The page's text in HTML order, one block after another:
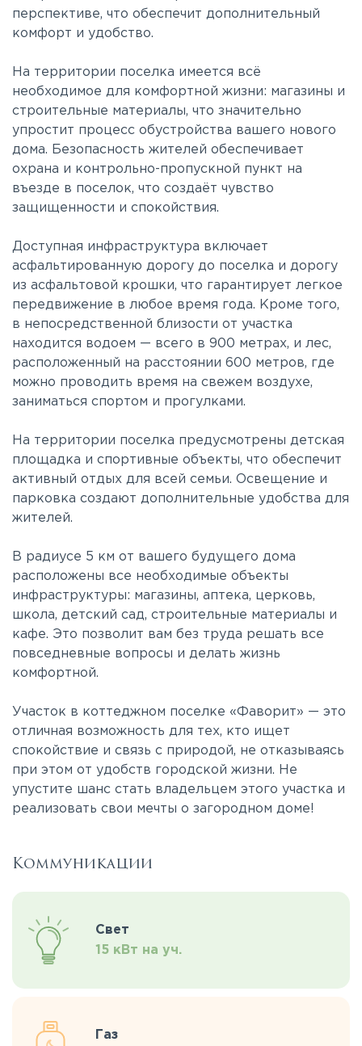
перспективе, что обеспечит дополнительный
комфорт и удобство.
На территории поселка имеется всё
необходимое для комфортной жизни: магазины и
строительные материалы, что значительно
упростит процесс обустройства вашего нового
дома. Безопасность жителей обеспечивает
охрана и контрольно-пропускной пункт на
въезде в поселок, что создаёт чувство
защищенности и спокойствия.
Доступная инфраструктура включает
асфальтированную дорогу до поселка и дорогу
из асфальтовой крошки, что гарантирует легкое
передвижение в любое время года. Кроме того,
в непосредственной близости от участка
находится водоем — всего в 900 метрах, и лес,
расположенный на расстоянии 600 метров, где
можно проводить время на свежем воздухе,
заниматься спортом и прогулками.
На территории поселка предусмотрены детская
площадка и спортивные объекты, что обеспечит
активный отдых для всей семьи. Освещение и
парковка создают дополнительные удобства для
жителей.
В радиусе 5 км от вашего будущего дома
расположены все необходимые объекты
инфраструктуры: магазины, аптека, церковь,
школа, детский сад, строительные материалы и
кафе. Это позволит вам без труда решать все
повседневные вопросы и делать жизнь
комфортной.
Участок в коттеджном поселке «Фаворит» — это
отличная возможность для тех, кто ищет
спокойствие и связь с природой, не отказываясь
при этом от удобств городской жизни. Не
упустите шанс стать владельцем этого участка и
реализовать свои мечты о загородном доме!
Коммуникации
Свет
15 кВт на уч.
Газ